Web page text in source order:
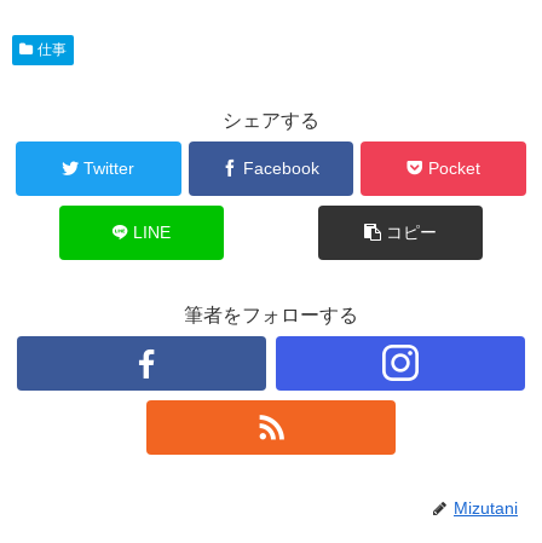
仕事
シェアする
Twitter Facebook Pocket
LINE コピー
筆者をフォローする
Mizutani